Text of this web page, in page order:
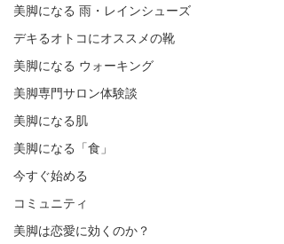
美脚になる 雨・レインシューズ
デキるオトコにオススメの靴
美脚になる ウォーキング
美脚専門サロン体験談
美脚になる肌
美脚になる「食」
今すぐ始める
コミュニティ
美脚は恋愛に効くのか？